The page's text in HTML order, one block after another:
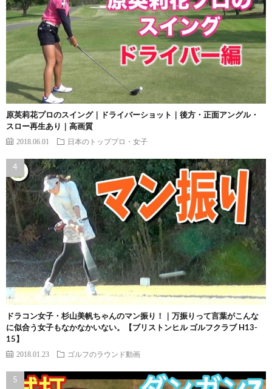
原英莉花プロのスイング｜ドライバーショット｜後方・正面アングル・
スロー再生あり｜高画質
2018.06.01 日本のトッププロ・女子
ドラコン女子・杉山美帆ちゃんのマン振り！｜万振りって言葉がこんな
に似合う女子もなかなかいない。【ブリストンヒル ゴルフクラブ H13-
15】
2018.01.23 ゴルフのラウンド動画